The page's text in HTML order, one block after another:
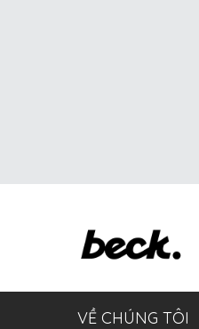
VỀ CHÚNG TÔI